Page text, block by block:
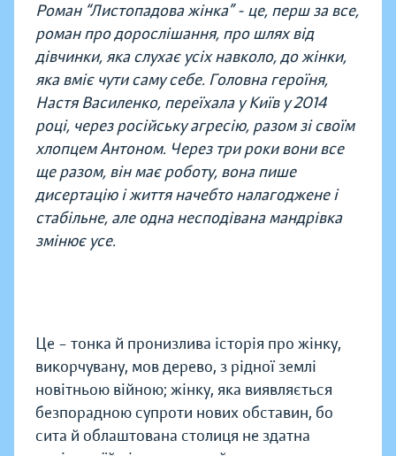
Роман “Листопадова жінка” - це, перш за все,
роман про дорослішання, про шлях від
дівчинки, яка слухає усіх навколо, до жінки,
яка вміє чути саму себе. Головна героїня,
Настя Василенко, переїхала у Київ у 2014
році, через російську агресію, разом зі своїм
хлопцем Антоном. Через три роки вони все
ще разом, він має роботу, вона пише
дисертацію і життя начебто налагоджене і
стабільне, але одна несподівана мандрівка
змінює усе.
Це – тонка й пронизлива історія про жінку,
викорчувану, мов дерево, з рідної землі
новітньою війною; жінку, яка виявляється
безпорадною супроти нових обставин, бо
сита й облаштована столиця не здатна